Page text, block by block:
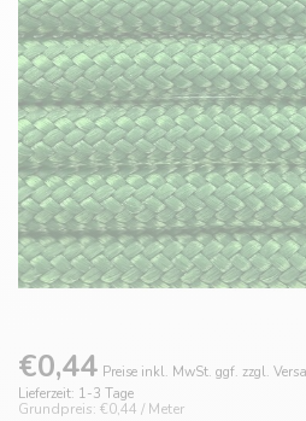
€0,44 Preise inkl. MwSt. ggf. zzgl.
Lieferzeit: 1-3 Tage
Grundpreis: €0,44 / Meter